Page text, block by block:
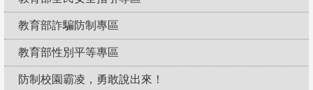
教育部詐騙防制專區
教育部性別平等專區
防制校園霸凌，勇敢說出來！